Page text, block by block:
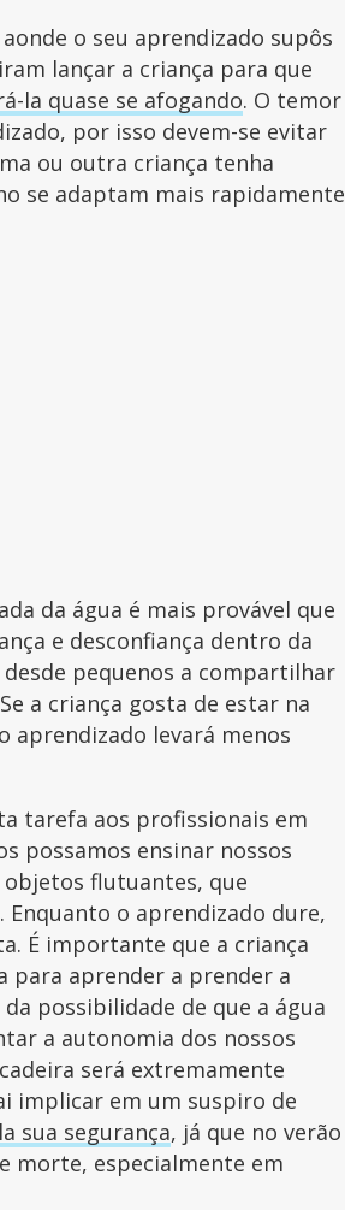
o seu aprendizado supôs
lançar a criança para que
la quase se afogando. O temor
por isso devem-se evitar
ou outra criança tenha
se adaptam mais rapidamente
da água é mais provável que
e desconfiança dentro da
pequenos a compartilhar
a criança gosta de estar na
aprendizado levará menos
tarefa aos profissionais em
possamos ensinar nossos
flutuantes, que
o aprendizado dure,
É importante que a criança
para aprender a prender a
possibilidade de que a água
a autonomia dos nossos
será extremamente
implicar em um suspiro de
sua segurança, já que no verão
morte, especialmente em